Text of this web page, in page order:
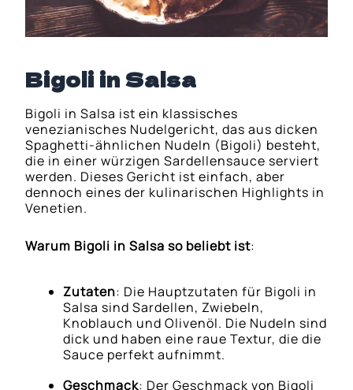
Bigoli in Salsa
Bigoli in Salsa ist ein klassisches
venezianisches Nudelgericht, das aus dicken
Spaghetti-ähnlichen Nudeln (Bigoli) besteht,
die in einer würzigen Sardellensauce serviert
werden. Dieses Gericht ist einfach, aber
dennoch eines der kulinarischen Highlights in
Venetien.
Warum Bigoli in Salsa so beliebt ist:
Zutaten: Die Hauptzutaten für Bigoli in
Salsa sind Sardellen, Zwiebeln,
Knoblauch und Olivenöl. Die Nudeln sind
dick und haben eine raue Textur, die die
Sauce perfekt aufnimmt.
Geschmack: Der Geschmack von Bigoli